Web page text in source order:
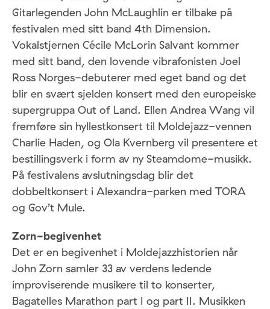
Gitarlegenden John McLaughlin er tilbake på
festivalen med sitt band 4th Dimension.
Vokalstjernen Cécile McLorin Salvant kommer
med sitt band, den lovende vibrafonisten Joel
Ross Norges-debuterer med eget band og det
blir en svært sjelden konsert med den europeiske
supergruppa Out of Land. Ellen Andrea Wang vil
fremføre sin hyllestkonsert til Moldejazz-vennen
Charlie Haden, og Ola Kvernberg vil presentere et
bestillingsverk i form av ny Steamdome-musikk.
På festivalens avslutningsdag blir det
dobbeltkonsert i Alexandra-parken med TORA
og Gov’t Mule.
Zorn-begivenhet
Det er en begivenhet i Moldejazzhistorien når
John Zorn samler 33 av verdens ledende
improviserende musikere til to konserter,
Bagatelles Marathon part I og part II. Musikken